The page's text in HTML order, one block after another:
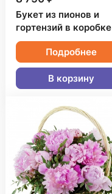
Букет из пионов и
гортензий в коробке
Подробнее
В корзину